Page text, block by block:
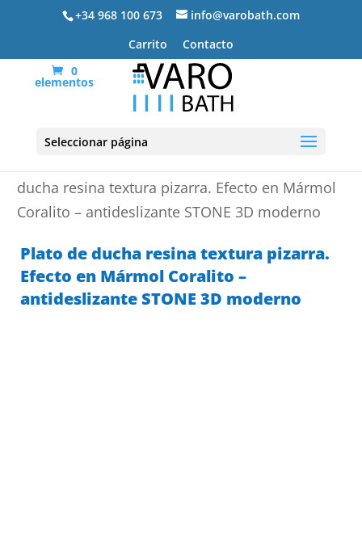
+34 968 100 673
info@varobath.com
Carrito
Contacto
0
elementos
Seleccionar página
ducha resina textura pizarra. Efecto en Mármol
Coralito – antideslizante STONE 3D moderno
Plato de ducha resina textura pizarra.
Efecto en Mármol Coralito –
antideslizante STONE 3D moderno